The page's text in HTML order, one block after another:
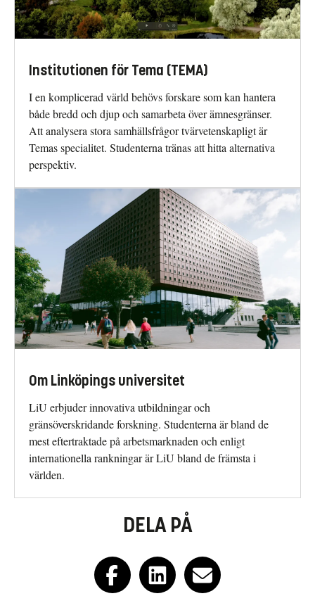
Institutionen för Tema (TEMA)
I en komplicerad värld behövs forskare som kan hantera
både bredd och djup och samarbeta över ämnesgränser.
Att analysera stora samhällsfrågor tvärvetenskapligt är
Temas specialitet. Studenterna tränas att hitta alternativa
perspektiv.
Om Linköpings universitet
LiU erbjuder innovativa utbildningar och
gränsöverskridande forskning. Studenterna är bland de
mest eftertraktade på arbetsmarknaden och enligt
internationella rankningar är LiU bland de främsta i
världen.
DELA PÅ